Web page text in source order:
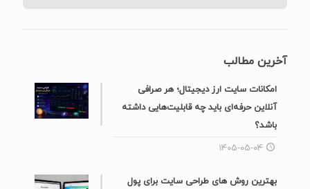
آخرین مطالب
امکانات سایت ارز دیجیتال؛ هر صرافی
آنلاین حرفه‌ای باید چه قابلیت‌هایی داشته
باشد؟
۱۴۰۵-۰۵-۰۴
بهترین روش های طراحی سایت برای پول